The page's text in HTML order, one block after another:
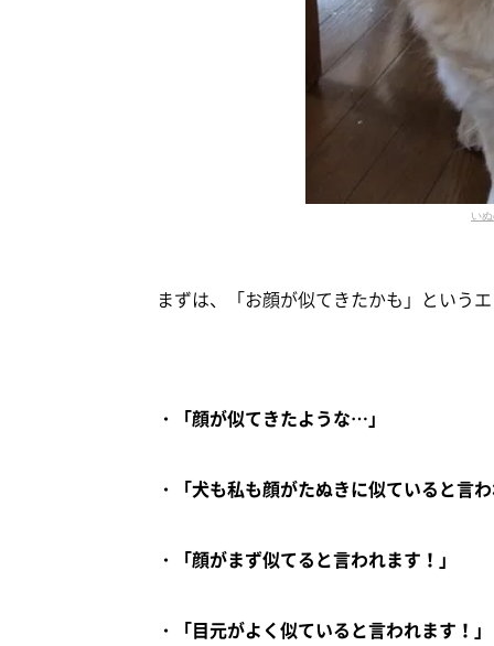
い
まずは、「お顔が似てきたかも」という
・「顔が似てきたような…」
・「犬も私も顔がたぬきに似ていると言
・「顔がまず似てると言われます！」
・「目元がよく似ていると言われます！」